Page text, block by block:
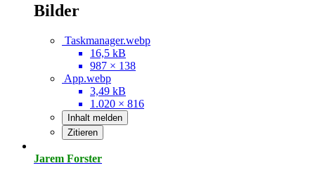
Bilder
Taskmanager.webp
16,5 kB
987 × 138
App.webp
3,49 kB
1.020 × 816
Inhalt melden
Zitieren
Jarem Forster